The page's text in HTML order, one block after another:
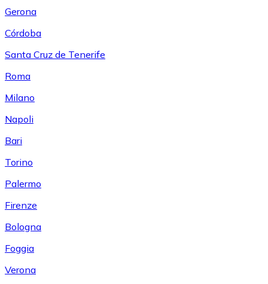
Gerona
Córdoba
Santa Cruz de Tenerife
Roma
Milano
Napoli
Bari
Torino
Palermo
Firenze
Bologna
Foggia
Verona